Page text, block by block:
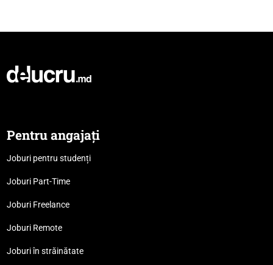
Pentru angajați
Joburi pentru studenți
Joburi Part-Time
Joburi Freelance
Joburi Remote
Joburi în străinătate